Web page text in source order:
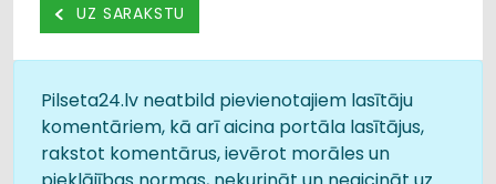
UZ SARAKSTU
Pilseta24.lv neatbild pievienotajiem lasītāju
komentāriem, kā arī aicina portāla lasītājus,
rakstot komentārus, ievērot morāles un